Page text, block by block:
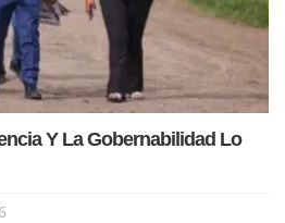
Y La Gobernabilidad Lo